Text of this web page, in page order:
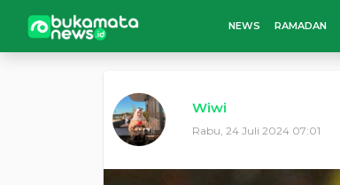
NEWS RAMADAN
Wiwi
Rabu, 24 Juli 2024 07:01